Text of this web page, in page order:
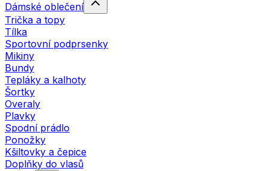
Dámské oblečení
Trička a topy
Tílka
Sportovní podprsenky
Mikiny
Bundy
Tepláky a kalhoty
Šortky
Overaly
Plavky
Spodní prádlo
Ponožky
Kšiltovky a čepice
Doplňky do vlasů